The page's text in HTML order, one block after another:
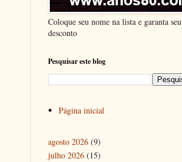
Coloque seu nome na lista e garanta seu
desconto
Pesquisar este blog
Página inicial
agosto 2026 (9)
julho 2026 (15)